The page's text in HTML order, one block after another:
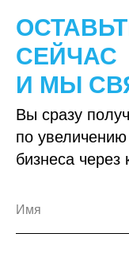
СЕЙЧАС
И МЫ
Вы сразу
по
бизнеса через